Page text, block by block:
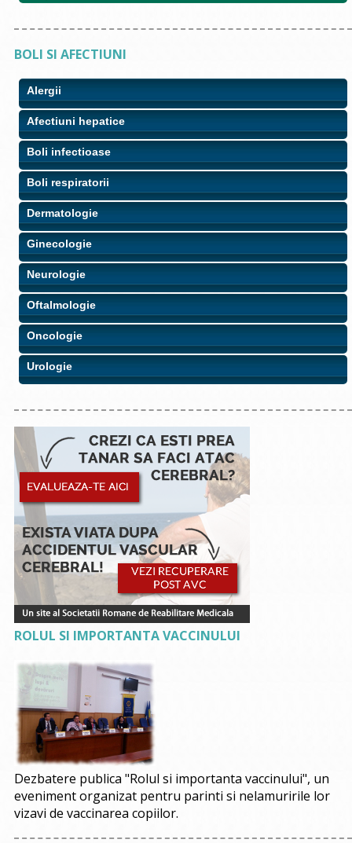
BOLI SI AFECTIUNI
Alergii
Afectiuni hepatice
Boli infectioase
Boli respiratorii
Dermatologie
Ginecologie
Neurologie
Oftalmologie
Oncologie
Urologie
ROLUL SI IMPORTANTA VACCINULUI
Dezbatere publica "Rolul si importanta vaccinului", un
eveniment organizat pentru parinti si nelamuririle lor
vizavi de vaccinarea copiilor.